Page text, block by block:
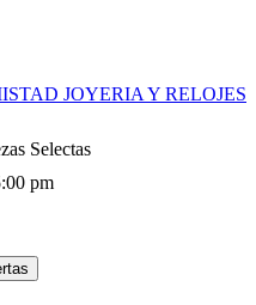
JOYERIA Y RELOJES
Selectas
pm